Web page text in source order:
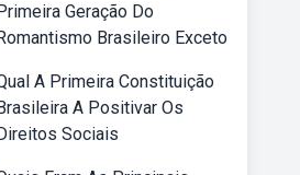
Geração Do
Brasileiro Exceto
A Primeira Constituição
A Positivar Os
Sociais